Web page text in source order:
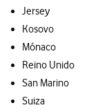
Jersey
Kosovo
Mónaco
Reino Unido
San Marino
Suiza